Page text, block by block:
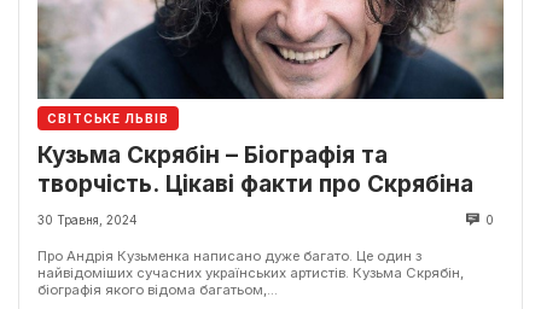
СВІТСЬКЕ ЛЬВІВ
Кузьма Скрябін – Біографія та
творчість. Цікаві факти про Скрябіна
30 Травня, 2024 0
Про Андрія Кузьменка написано дуже багато. Це один з
найвідоміших сучасних українських артистів. Кузьма Скрябін,
біографія якого відома багатьом,...